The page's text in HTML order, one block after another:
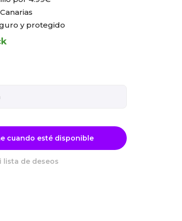
y protegido
cuando esté disponible
lista de deseos